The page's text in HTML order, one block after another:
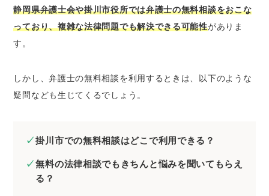
掛川市の弁護士に債務整理の無料法律相談を
したいとき
したいとき
掛川市の弁護士に交通事故の無料法律相談を
掛川市の弁護士に刑事事件の無料法律相談を
したいとき
掛川市の弁護士にネットトラブルの無料法律
相談をしたいとき
静岡県弁護士会や掛川市役所では弁護士の無料相談をおこな
っており、複雑な法律問題でも解決できる可能性がありま
す。
しかし、弁護士の無料相談を利用するときは、以下のような
疑問なども生じてくるでしょう。
掛川市での無料相談はどこで利用できる？
無料の法律相談でもきちんと悩みを聞いてもらえ
る？